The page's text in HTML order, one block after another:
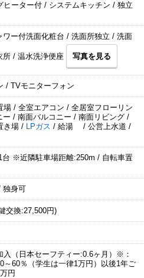
ヒーター付 / システムキッチン / 独立
ワー付洗面化粧台 / 洗面所独立 / 洗面
所 / 温水洗浄便座 写真を見る
/ TVモニターフォン
場 / 全室エアコン / 全居室フローリン
ー / 南面バルコニー / 南面リビング /
き場 / LPガス / 給湯 / 公営上水道 /
台 ※近隣駐車場距離:250m / 自転車置
独身可
交換:27,500円)
入（日本セーフティー:0.6ヶ月）※：
～60％（学生は一律1万円）以後1年ご
円